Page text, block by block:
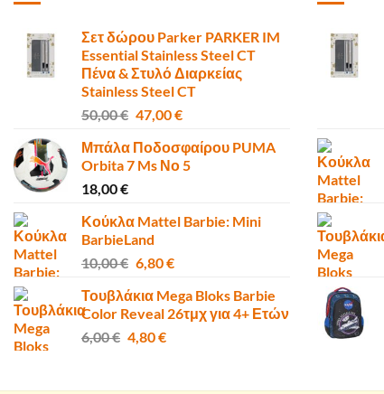
Σετ δώρου Parker PARKER IM
Essential Stainless Steel CT
Πένα & Στυλό Διαρκείας
Stainless Steel CT
50,00€ Original
was:
50,00 €.
47,00€Η
τιμή
είναι:
Μπάλα Ποδοσφαίρου PUMA
Orbita 7 Ms Νο 5
18,00€
Κούκλα Mattel Barbie: Mini
BarbieLand
10,00€ Original
was:
10,00 €.
6,80€Η
τιμή
είναι:
Τουβλάκια Mega Bloks Barbie
Color Reveal 26τμχ για 4+ Ετών
6,00€ Original
4,80€Η